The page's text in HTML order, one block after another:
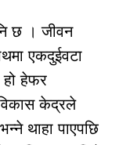
छ । जीवन
एकदुईवटा
हो हेफर
केद्रले
थाहा पाएपछि